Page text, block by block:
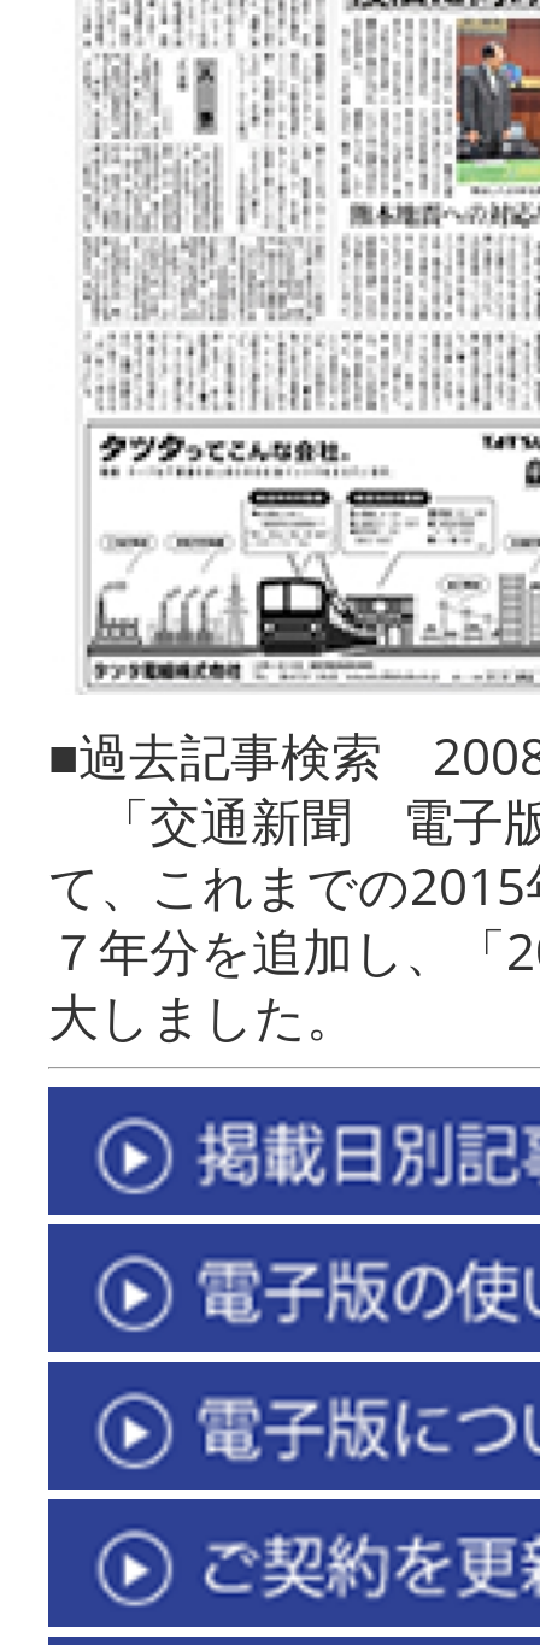
■過去記事検索
「交通新聞 電子
て、これまでの
７年分を追加し、「
大しまし